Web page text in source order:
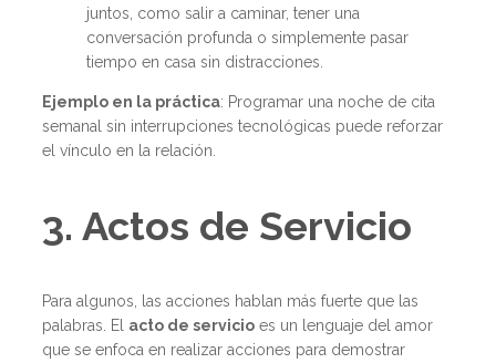
juntos, como salir a caminar, tener una
conversación profunda o simplemente pasar
tiempo en casa sin distracciones.
Ejemplo en la práctica: Programar una noche de cita
semanal sin interrupciones tecnológicas puede reforzar
el vínculo en la relación.
3. Actos de Servicio
Para algunos, las acciones hablan más fuerte que las
palabras. El acto de servicio es un lenguaje del amor
que se enfoca en realizar acciones para demostrar